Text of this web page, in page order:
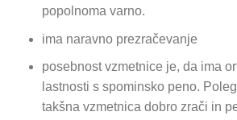
popolnoma varno.
ima naravno prezračevanje
posebnost vzmetnice je, da ima
lastnosti s spominsko peno.
takšna vzmetnica dobro zrači in